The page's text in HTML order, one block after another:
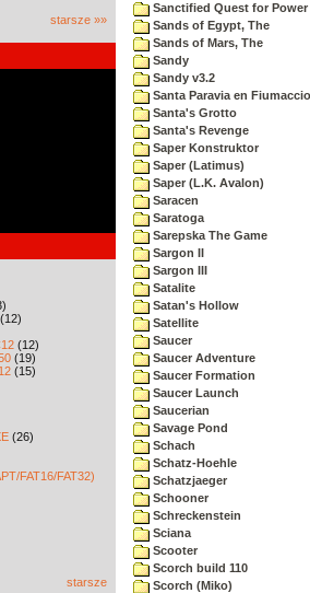
starsze »»
(12)
(12)
(19)
(15)
(26)
FAT16/FAT32)
starsze
Sanctified Quest for Power
Sands of Egypt, The
Sands of Mars, The
Sandy
Sandy v3.2
Santa Paravia en Fiumaccio
Santa's Grotto
Santa's Revenge
Saper Konstruktor
Saper (Latimus)
Saper (L.K. Avalon)
Saracen
Saratoga
Sarepska The Game
Sargon II
Sargon III
Satalite
Satan's Hollow
Satellite
Saucer
Saucer Adventure
Saucer Formation
Saucer Launch
Saucerian
Savage Pond
Schach
Schatz-Hoehle
Schatzjaeger
Schooner
Schreckenstein
Sciana
Scooter
Scorch build 110
Scorch (Miko)